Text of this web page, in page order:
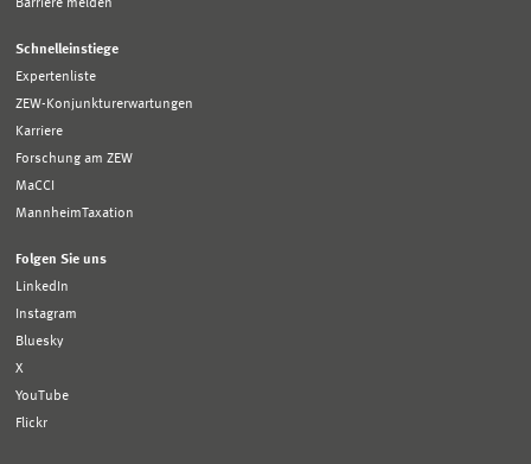
Barriere melden
Schnelleinstiege
Expertenliste
ZEW-Konjunkturerwartungen
Karriere
Forschung am ZEW
MaCCI
MannheimTaxation
Folgen Sie uns
LinkedIn
Instagram
Bluesky
X
YouTube
Flickr